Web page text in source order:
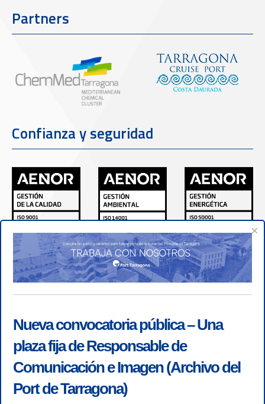
Partners
Confianza y seguridad
×
Nueva convocatoria pública – Una
plaza fija de Responsable de
Comunicación e Imagen (Archivo del
Port de Tarragona)